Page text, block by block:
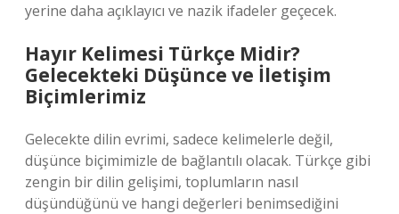
yerine daha açıklayıcı ve nazik ifadeler geçecek.
Hayır Kelimesi Türkçe Midir?
Gelecekteki Düşünce ve İletişim
Biçimlerimiz
Gelecekte dilin evrimi, sadece kelimelerle değil,
düşünce biçimimizle de bağlantılı olacak. Türkçe gibi
zengin bir dilin gelişimi, toplumların nasıl
düşündüğünü ve hangi değerleri benimsediğini